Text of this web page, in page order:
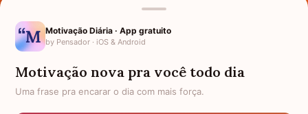
Nomes pelo Mundo
Política de Privacidade
Motivação Diária · App gratuito
by Pensador · iOS & Android
Motivação nova pra você todo dia
Uma frase pra encarar o dia com mais força.